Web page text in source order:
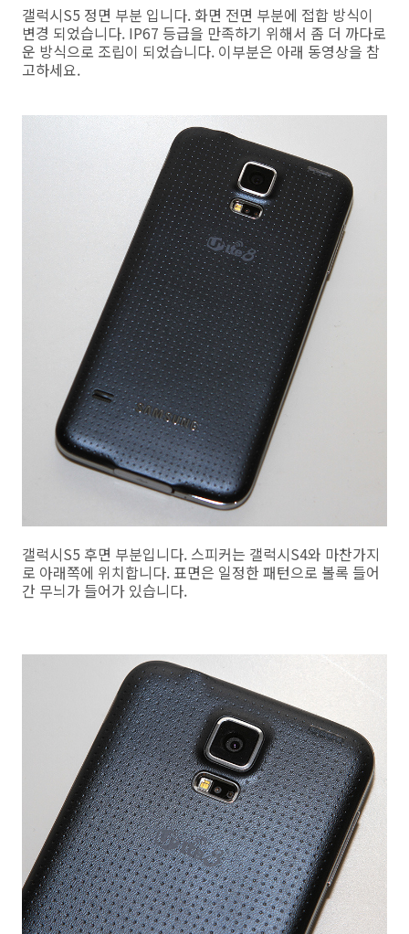
갤럭시S5 정면 부분 입니다. 화면 전면 부분에 접합 방식이
변경 되었습니다. IP67 등급을 만족하기 위해서 좀 더 까다로
운 방식으로 조립이 되었습니다. 이부분은 아래 동영상을 참
고하세요.
갤럭시S5 후면 부분입니다. 스피커는 갤럭시S4와 마찬가지
로 아래쪽에 위치합니다. 표면은 일정한 패턴으로 볼록 들어
간 무늬가 들어가 있습니다.